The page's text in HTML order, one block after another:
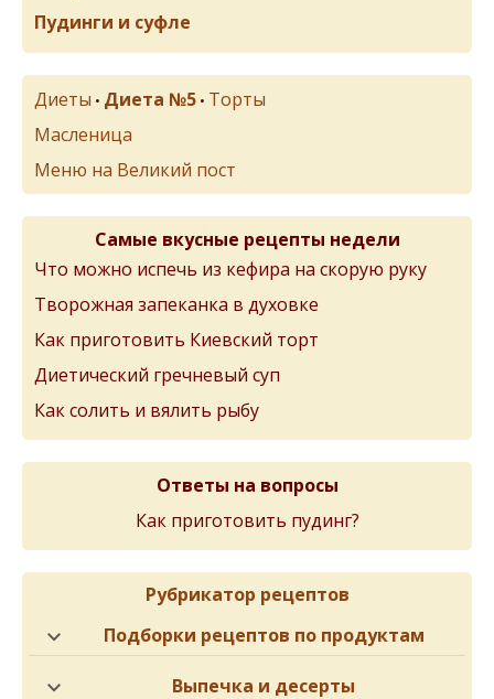
Пудинги и суфле
Диеты • Диета №5 • Торты
Масленица
Меню на Великий пост
Самые вкусные рецепты недели
Что можно испечь из кефира на скорую руку
Творожная запеканка в духовке
Как приготовить Киевский торт
Диетический гречневый суп
Как солить и вялить рыбу
Ответы на вопросы
Как приготовить пудинг?
Рубрикатор рецептов
Подборки рецептов по продуктам
Выпечка и десерты